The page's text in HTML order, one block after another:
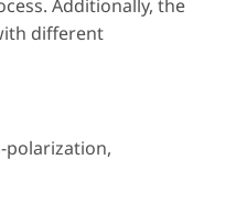
Additionally, the
different
polarization,